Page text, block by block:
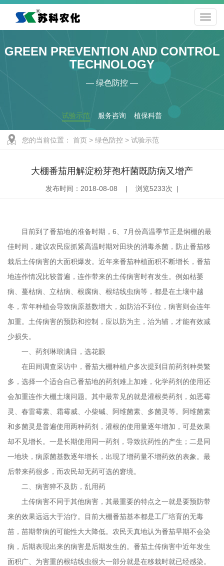
GREEN PREVENTION AND CONTROL
TECHNOLOGY
— 绿色防控 —
试验示范 服务咨询 植保科普
您的当前位置： 首页 > 绿色防控 > 试验示范
大棚番茄用解淀粉芽孢杆菌既防病又增产
发布时间：2018-08-08 | 浏览5233次 |
目前到了番茄地的准备时期， 6 7 月份高温季节正是焖棚的最
佳时间，建议农民应抓紧高温时期对田块的消毒杀菌，防止番茄移
栽后土传病害的大面积爆发。近年来番茄种植面积不断增长，番茄
地连作情况比较普遍，连作带来的土传病害时有发生。例如枯萎
病、蔓枯病、立枯病、根腐病、根结线虫病等，都是在土壤中越
冬，常年种植会导致病原基数增大，如防治不到位，病害则会连年
加重。土传病害的预防和控制，应以防为主，治为辅，才能有效减
少损失。
一、药剂琳琅满目，选花眼
在田间调查采访中，番茄大棚种植户多次提到目前药剂种类繁
多，选择一个适合自己番茄地的药剂难上加难，化学药剂的使用还
会加重连作大棚土壤问题。其中最常见的就是灌根类药剂，如恶霉
灵、春雷霉素、霜霉威、小柴碱、阿维菌素、多菌灵等。阿维菌素
和多菌灵是普遍使用两种药剂，灌根的使用量逐年增加，可是效果
却不见增长。一是长期使用同一药剂，导致抗药性的产生；二是同
一地块，病原菌基数逐年增长，出现了增药量不增药效的表象。最
后带来药很多，而农民却无药可选的窘境。
二、病害猝不及防，乱用药
土传病害不同于其他病害，其最重要的特点之一就是要预防带
来的效果远远大于治疗。目前大棚番茄基本都是工厂培育的无毒
苗，苗期带病的可能性大大降低。农民天真地认为番茄早期不会染
病，后期表现出来的病害是后期发生的。番茄土传病害中近年发生
面积广、为害重的根结线虫很大一部分就是在移栽时就已经感染。